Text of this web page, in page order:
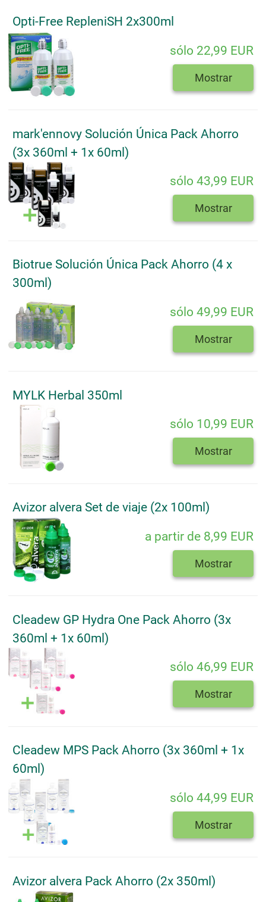
Opti-Free RepleniSH 2x300ml
sólo 22,99 EUR
Mostrar
mark'ennovy Solución Única Pack Ahorro
(3x 360ml + 1x 60ml)
sólo 43,99 EUR
Mostrar
Biotrue Solución Única Pack Ahorro (4 x
300ml)
sólo 49,99 EUR
Mostrar
MYLK Herbal 350ml
sólo 10,99 EUR
Mostrar
Avizor alvera Set de viaje (2x 100ml)
a partir de 8,99 EUR
Mostrar
Cleadew GP Hydra One Pack Ahorro (3x
360ml + 1x 60ml)
sólo 46,99 EUR
Mostrar
Cleadew MPS Pack Ahorro (3x 360ml + 1x
60ml)
sólo 44,99 EUR
Mostrar
Avizor alvera Pack Ahorro (2x 350ml)